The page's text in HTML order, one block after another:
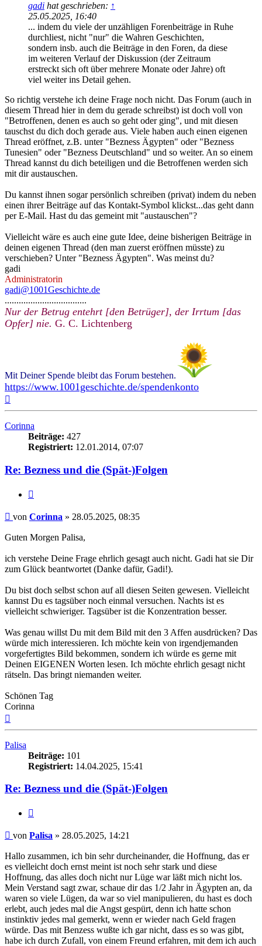
gadi hat geschrieben: ↑
25.05.2025, 16:40
... indem du viele der unzähligen Forenbeiträge in Ruhe
durchliest, nicht "nur" die Wahren Geschichten,
sondern insb. auch die Beiträge in den Foren, da diese
im weiteren Verlauf der Diskussion (der Zeitraum
erstreckt sich oft über mehrere Monate oder Jahre) oft
viel weiter ins Detail gehen.
So richtig verstehe ich deine Frage noch nicht. Das Forum (auch in
diesem Thread hier in dem du gerade schreibst) ist doch voll von
"Betroffenen, denen es auch so geht oder ging", und mit diesen
tauschst du dich doch gerade aus. Viele haben auch einen eigenen
Thread eröffnet, z.B. unter "Bezness Ägypten" oder "Bezness
Tunesien" oder "Bezness Deutschland" und so weiter. An so einem
Thread kannst du dich beteiligen und die Betroffenen werden sich
mit dir austauschen.
Du kannst ihnen sogar persönlich schreiben (privat) indem du neben
einen ihrer Beiträge auf das Kontakt-Symbol klickst...das geht dann
per E-Mail. Hast du das gemeint mit "austauschen"?
Vielleicht wäre es auch eine gute Idee, deine bisherigen Beiträge in
deinen eigenen Thread (den man zuerst eröffnen müsste) zu
verschieben? Unter "Bezness Ägypten". Was meinst du?
gadi
Administratorin
gadi@1001Geschichte.de
...................................
Nur der Betrug entehrt [den Betrüger], der Irrtum [das
Opfer] nie. G. C. Lichtenberg
Mit Deiner Spende bleibt das Forum bestehen.
https://www.1001geschichte.de/spendenkonto
Corinna
Beiträge: 427
Registriert: 12.01.2014, 07:07
Re: Bezness und die (Spät-)Folgen
Beitrag
von Corinna » 28.05.2025, 08:35
Guten Morgen Palisa,
ich verstehe Deine Frage ehrlich gesagt auch nicht. Gadi hat sie Dir
zum Glück beantwortet (Danke dafür, Gadi!).
Du bist doch selbst schon auf all diesen Seiten gewesen. Vielleicht
kannst Du es tagsüber noch einmal versuchen. Nachts ist es
vielleicht schwieriger. Tagsüber ist die Konzentration besser.
Was genau willst Du mit dem Bild mit den 3 Affen ausdrücken? Das
würde mich interessieren. Ich möchte kein von irgendjemanden
vorgefertigtes Bild bekommen, sondern ich würde es gerne mit
Deinen EIGENEN Worten lesen. Ich möchte ehrlich gesagt nicht
rätseln. Das bringt niemanden weiter.
Schönen Tag
Corinna
Palisa
Beiträge: 101
Registriert: 14.04.2025, 15:41
Re: Bezness und die (Spät-)Folgen
Beitrag
von Palisa » 28.05.2025, 14:21
Hallo zusammen, ich bin sehr durcheinander, die Hoffnung, das er
es vielleicht doch ernst meint ist noch sehr stark und diese
Hoffnung, das alles doch nicht nur Lüge war läßt mich nicht los.
Mein Verstand sagt zwar, schaue dir das 1/2 Jahr in Ägypten an, da
waren so viele Lügen, da war so viel manipulieren, du hast es doch
erlebt, auch jedes mal die Angst gespürt, denn ich hatte schon
instinktiv jedes mal gemerkt, wenn er wieder nach Geld fragen
würde. Das mit Benzess wußte ich gar nicht, dass es so was gibt,
habe ich durch Zufall, von einem Freund erfahren, mit dem ich auch